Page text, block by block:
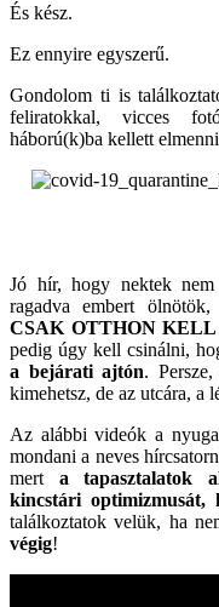
És kész.
Ez ennyire egyszerű.
Gondolom ti is
feliratokkal, vicces
háború(k)ba kellett
Jó hír, hogy nektek
ragadva embert
CSAK OTTHON
pedig úgy kell csinálni,
a bejárati ajtón.
kimehetsz, de az utcára, a
Az alábbi videók a
mondani a neves
mert a tapasztalatok
kincstári optimizmusát,
találkoztatok velük, ha
végig!